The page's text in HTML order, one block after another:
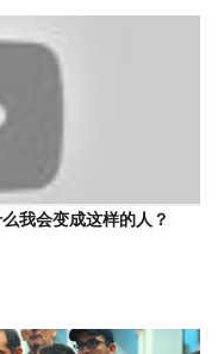
我会变成这样的人？